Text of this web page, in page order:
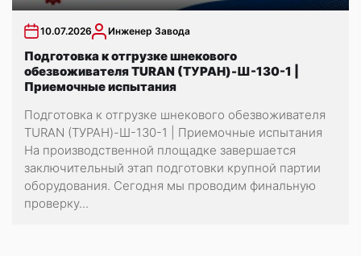
10.07.2026 Инженер Завода
Подготовка к отгрузке шнекового
обезвоживателя TURAN (ТУРАН)-Ш-130-1 |
Приемочные испытания
Подготовка к отгрузке шнекового обезвоживателя
TURAN (ТУРАН)-Ш-130-1 | Приемочные испытания
На производственной площадке завершается
заключительный этап подготовки крупной партии
оборудования. Сегодня мы проводим финальную
проверку...